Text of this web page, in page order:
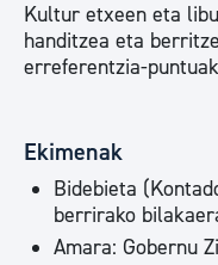
Kultur etxeen eta
handitzea eta
erreferentzia-
Ekimenak
Bidebieta
berrirako
Amara: Gobernu